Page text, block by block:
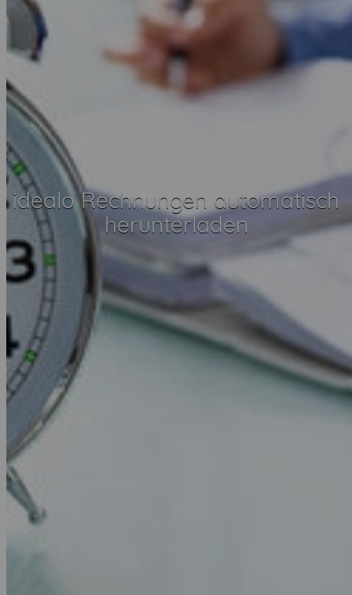
idealo Rechnungen automatisch
herunterladen